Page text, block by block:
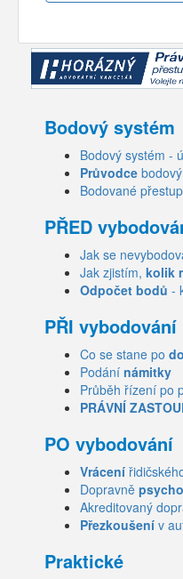
Bodový systém
Bodový systém -
Průvodce
Bodované
PŘED
Jak se
Jak zjistím, kolik
Odpočet bodů -
PŘI vybodování
Co se stane po
Podání námitky
Průběh řízení po
PRÁVNÍ
PO vybodování
Vrácení
Dopravně
Akreditovaný
Přezkoušení v
Praktické